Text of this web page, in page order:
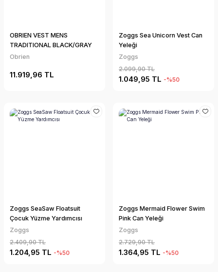
OBRIEN VEST MENS
TRADITIONAL BLACK/GRAY
Obrien
11.919,96 TL
Zoggs Sea Unicorn Vest Can
Yeleği
Zoggs
2.099,90 TL
1.049,95 TL -%50
Zoggs SeaSaw Floatsuit
Çocuk Yüzme Yardımcısı
Zoggs
2.409,90 TL
1.204,95 TL -%50
Zoggs Mermaid Flower Swim
Pink Can Yeleği
Zoggs
2.729,90 TL
1.364,95 TL -%50